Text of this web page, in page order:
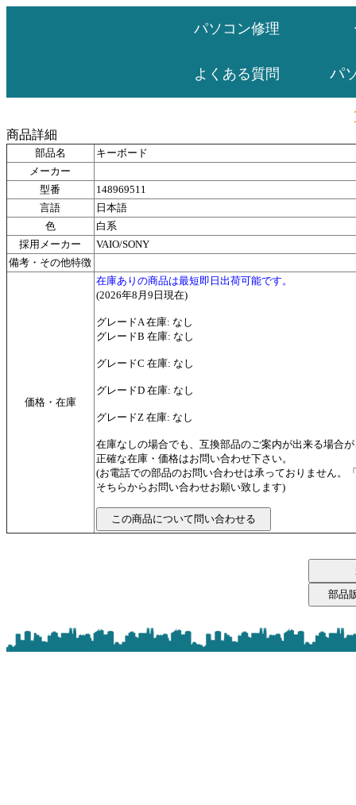
パソコン修理
よくある質問 パ
商品詳細
部品名
キーボード
メーカー
型番
148969511
言語
日本語
色
白系
採用メーカー
VAIO/SONY
備考・その他特徴
価格・在庫
在庫ありの商品は最短即日出荷可能です。
(2026年8月9日現在)
グレードA 在庫: なし
グレードB 在庫: なし
グレードC 在庫: なし
グレードD 在庫: なし
グレードZ 在庫: なし
在庫なしの場合でも、互換部品のご案内が出来る場合
正確な在庫・価格はお問い合わせ下さい。
(お電話での部品のお問い合わせは承っておりません。
そちらからお問い合わせお願い致します)